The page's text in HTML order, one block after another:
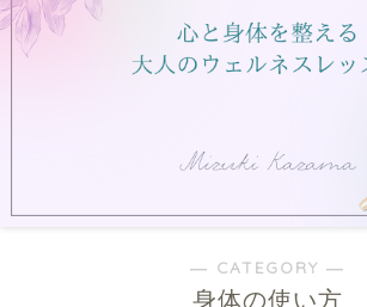
― CATEGORY ―
身体の使い方